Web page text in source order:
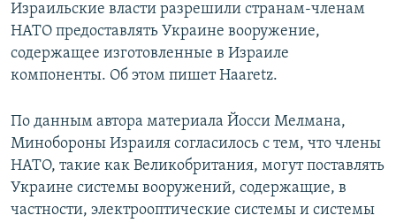
Израильские власти разрешили странам-членам
НАТО предоставлять Украине вооружение,
содержащее изготовленные в Израиле
компоненты. Об этом пишет Haaretz.
По данным автора материала Йосси Мелмана,
Минобороны Израиля согласилось с тем, что члены
НАТО, такие как Великобритания, могут поставлять
Украине системы вооружений, содержащие, в
частности, электрооптические системы и системы